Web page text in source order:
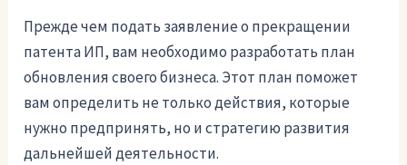
Прежде чем подать заявление о прекращении
патента ИП, вам необходимо разработать план
обновления своего бизнеса. Этот план поможет
вам определить не только действия, которые
нужно предпринять, но и стратегию развития
дальнейшей деятельности.